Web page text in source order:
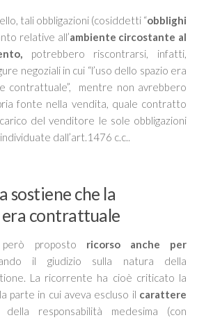
tali obbligazioni (cosiddetti “obblighi
relative all’ambiente circostante al
potrebbero riscontrarsi, infatti,
negoziali in cui “l’uso dello spazio era
contrattuale”,
mentre non avrebbero
fonte nella vendita, quale contratto
del venditore le sole obbligazioni
dall’art.1476 c.c..
sostiene che la
contrattuale
proposto ricorso anche per
il giudizio sulla natura della
La ricorrente ha cioè criticato la
parte in cui aveva escluso il carattere
della responsabilità medesima (con